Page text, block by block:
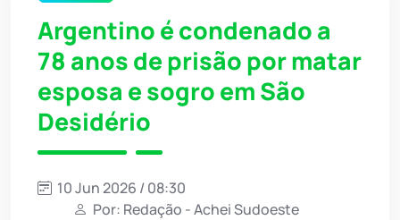
Argentino é condenado a
78 anos de prisão por matar
esposa e sogro em São
Desidério
10 Jun 2026 / 08:30
Por: Redação - Achei Sudoeste